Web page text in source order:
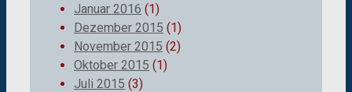
Januar 2016 (1)
Dezember 2015 (1)
November 2015 (2)
Oktober 2015 (1)
Juli 2015 (3)